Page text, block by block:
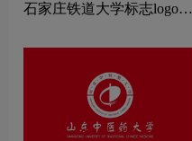
石家庄铁道大学标志logo图